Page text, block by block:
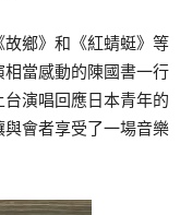
鄉》和《紅蜻蜓》等
當感動的陳國書一行
演唱回應日本青年的
會者享受了一場音樂